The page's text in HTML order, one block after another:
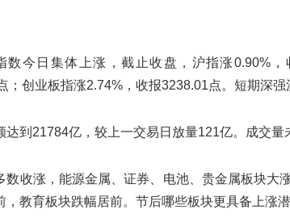
数今日集体上涨，截止收盘，沪指涨0.90%
；创业板指涨2.74%，收报3238.01点。短期深
达到21784亿，较上一交易日放量121亿。成交量
数收涨，能源金属、证券、电池、贵金属板块大
，教育板块跌幅居前。节后哪些板块更具备上涨